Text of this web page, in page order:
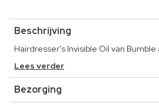
Beschrijving
Hairdresser's Invisible Oil van
Lees verder
Bezorging